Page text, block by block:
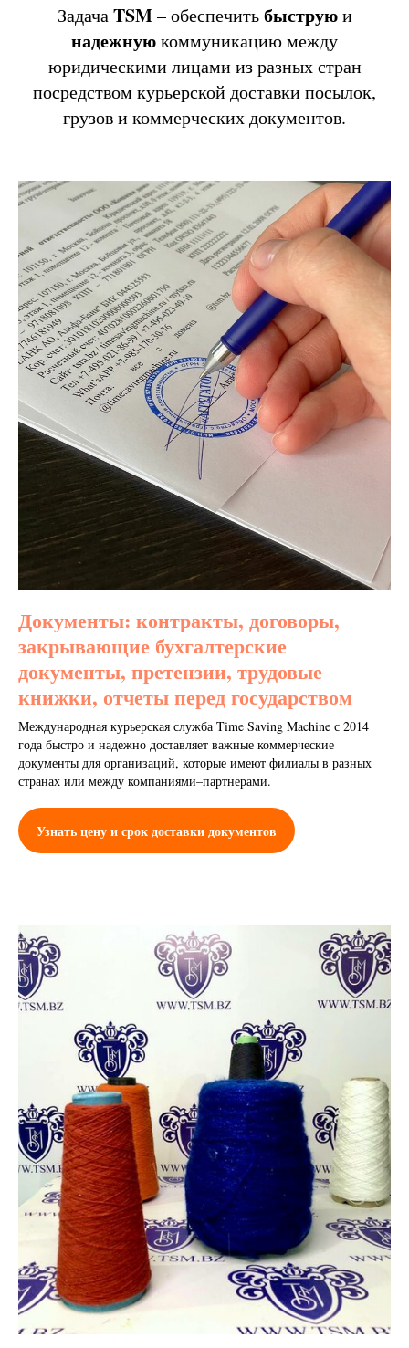
ЗадачаTSM– обеспечитьбыструюи
надежнуюкоммуникацию между
юридическими лицами из разных стран
посредством курьерской доставки посылок,
грузов и коммерческих документов.
Документы: контракты, договоры,
закрывающие бухгалтерские
документы, претензии, трудовые
книжки, отчеты перед государством
Международная курьерская служба Time Saving Machine с 2014
года быстро и надежно доставляет важные коммерческие
документы для организаций, которые имеют филиалы в разных
странах или между компаниями–партнерами.
Узнать цену и срок доставки документов